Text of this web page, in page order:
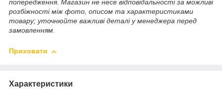
попередження. Магазин не несе відповідальності за можливі
розбіжності між фото, описом та характеристиками
товару; уточнюйте важливі деталі у менеджера перед
замовленням.
Приховати
Характеристики